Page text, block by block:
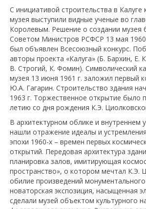
С инициативой строительства в Калуге
музея выступили видные ученые во
Королевым. Решение о создании музея
Советом Министров РСФСР 13 мая
был объявлен Всесоюзный конкурс.
авторы проекта «Калуга» (Б. Бархин, Е.
В. Строгий, К. Фомин). Символический
музея 13 июня 1961 г. заложил первый
Ю.А. Гагарин. Строительство здания
1963 г. Торжественное открытие было
летию со дня рождения К.Э.
В архитектурном облике и внутреннем
нашли отражение идеалы и
эпохи 1960-х – времен первых
открытий. Передовая архитектура
планировка залов, имитирующая
пространство», о котором мечтал К.Э.
обилие произведений монументального
новаторская экспозиция, насыщенная
сделали музей объектом культурного